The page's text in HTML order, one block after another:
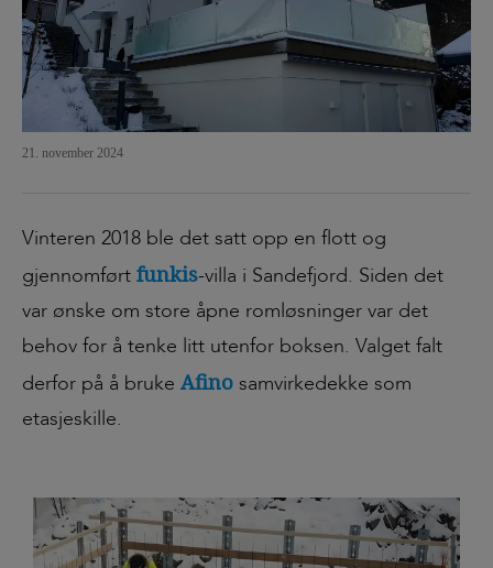
21. november 2024
Vinteren 2018 ble det satt opp en flott og
gjennomført funkis-villa i Sandefjord. Siden det
var ønske om store åpne romløsninger var det
behov for å tenke litt utenfor boksen. Valget falt
derfor på å bruke Afino samvirkedekke som
etasjeskille.